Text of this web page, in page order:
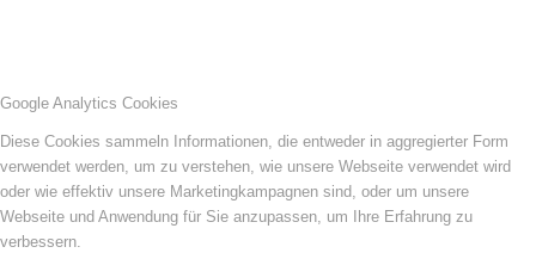
Google Analytics Cookies
Diese Cookies sammeln Informationen, die entweder in aggregierter Form
verwendet werden, um zu verstehen, wie unsere Webseite verwendet wird
oder wie effektiv unsere Marketingkampagnen sind, oder um unsere
Webseite und Anwendung für Sie anzupassen, um Ihre Erfahrung zu
verbessern.